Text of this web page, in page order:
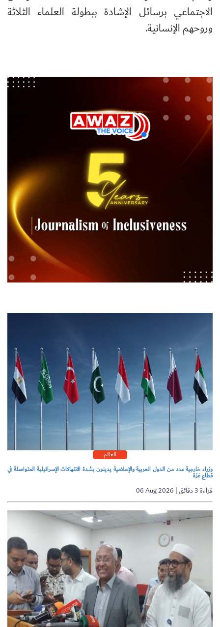
العالم
وزراء خارجية عدد من الدول العربية والإسلامية يدينون بشدة الانتهاكات الإسرائيلية المتواصلة في
قطاع غزة
06 Aug 2026 | قراءة 3 دقائق
الاجتماعي برسائل الإشادة ببطولة العلماء الثلاثة
وروحهم الإنسانية.